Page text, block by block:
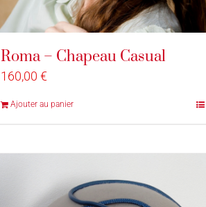
Roma – Chapeau Casual
160,00€
Ajouter au panier